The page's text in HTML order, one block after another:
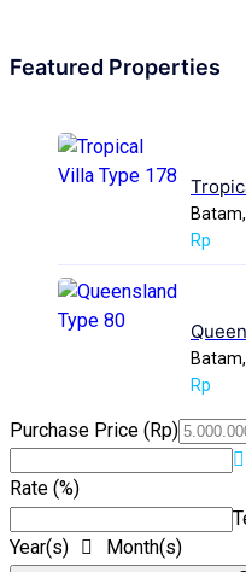
Featured Properties
Rp
Rp
Purchase Price (Rp)
Rate (%)
Year(s)
Month(s)